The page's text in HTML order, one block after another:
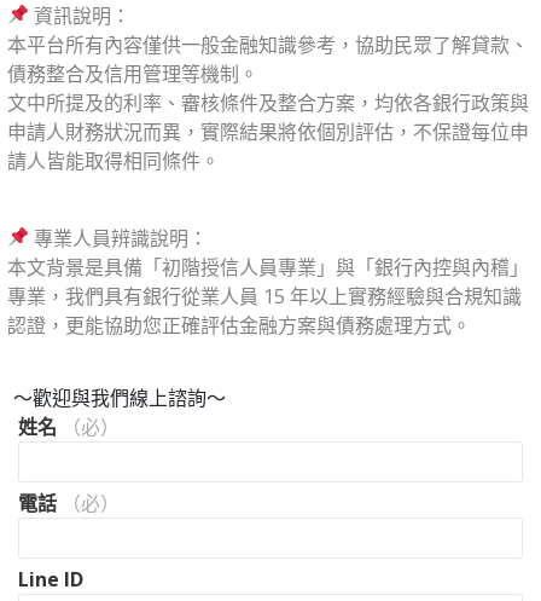
資訊說明：
本平台所有內容僅供一般金融知識參考，協助民眾了解貸款、
債務整合及信用管理等機制。
文中所提及的利率、審核條件及整合方案，均依各銀行政策與
申請人財務狀況而異，實際結果將依個別評估，不保證每位申
請人皆能取得相同條件。
專業人員辨識說明：
本文背景是具備「初階授信人員專業」與「銀行內控與內稽」
專業，我們具有銀行從業人員 15 年以上實務經驗與合規知識
認證，更能協助您正確評估金融方案與債務處理方式。
～歡迎與我們線上諮詢～
姓名 （必）
電話 （必）
Line ID